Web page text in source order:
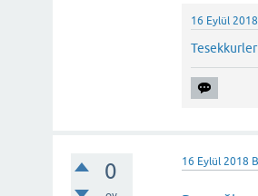
16 Eylül 2018
0 16 Eylül 2018